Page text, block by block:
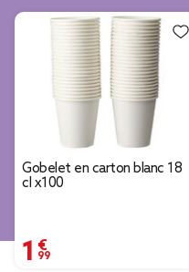
Gobelet en carton blanc 18
cl x100
1,99 €